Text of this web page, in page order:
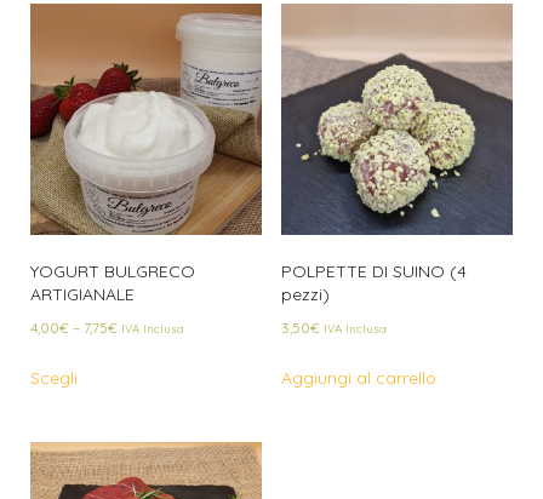
YOGURT BULGRECO
ARTIGIANALE
4,00€ – 7,75€ IVA Inclusa
Scegli
POLPETTE DI SUINO (4
pezzi)
3,50€ IVA Inclusa
Aggiungi al carrello